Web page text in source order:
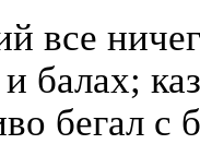
все
балах;
бегал с